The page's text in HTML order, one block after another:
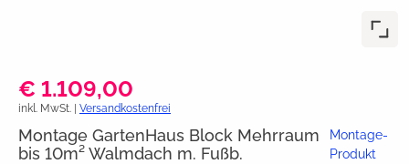
€ 1.109,00
inkl. MwSt. | Versandkostenfrei
Montage GartenHaus Block Mehrraum
bis 10m² Walmdach m. Fußb.
Montage-
Produkt